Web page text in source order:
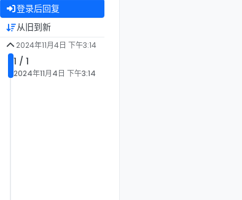
登录后回复
从旧到新
2024年11月4日 下午3:14
1 / 1
2024年11月4日 下午3:14